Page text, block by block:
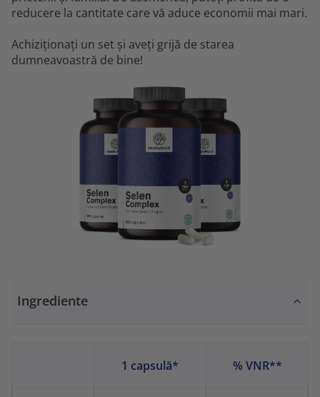
reducere la cantitate care vă aduce economii mai mari.
Achiziționați un set și aveți grijă de starea
dumneavoastră de bine!
Ingrediente
1 capsulă* % VNR**